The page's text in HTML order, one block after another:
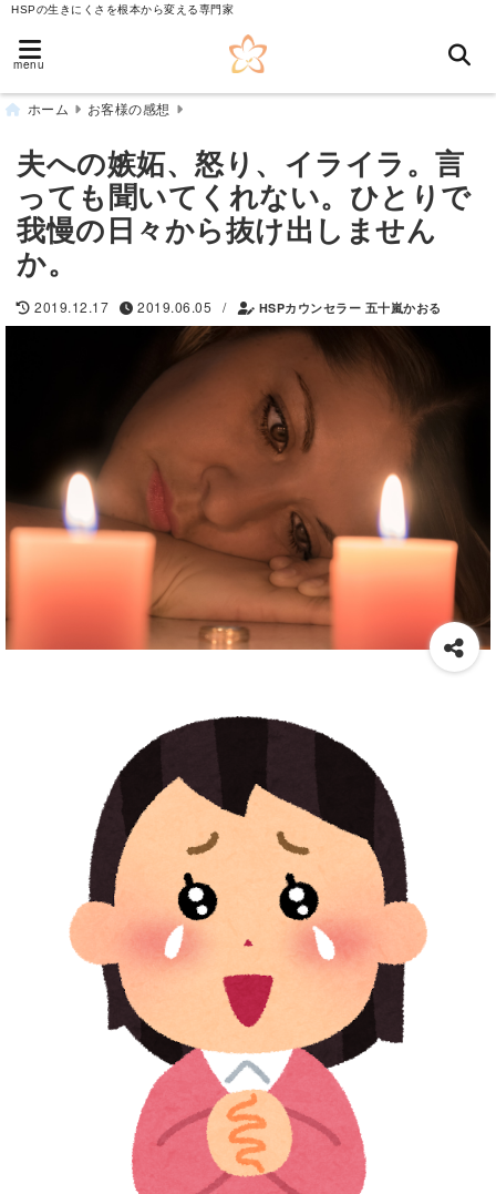
HSPの生きにくさを根本から変える専門家
menu
ホーム お客様の感想
夫への嫉妬、怒り、イライラ。言
っても聞いてくれない。ひとりで
我慢の日々から抜け出しません
か。
2019.12.17 2019.06.05 / HSPカウンセラー 五十嵐かおる